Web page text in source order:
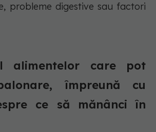
probleme digestive sau factori
alimentelor care pot
împreună cu
ce să mănânci în